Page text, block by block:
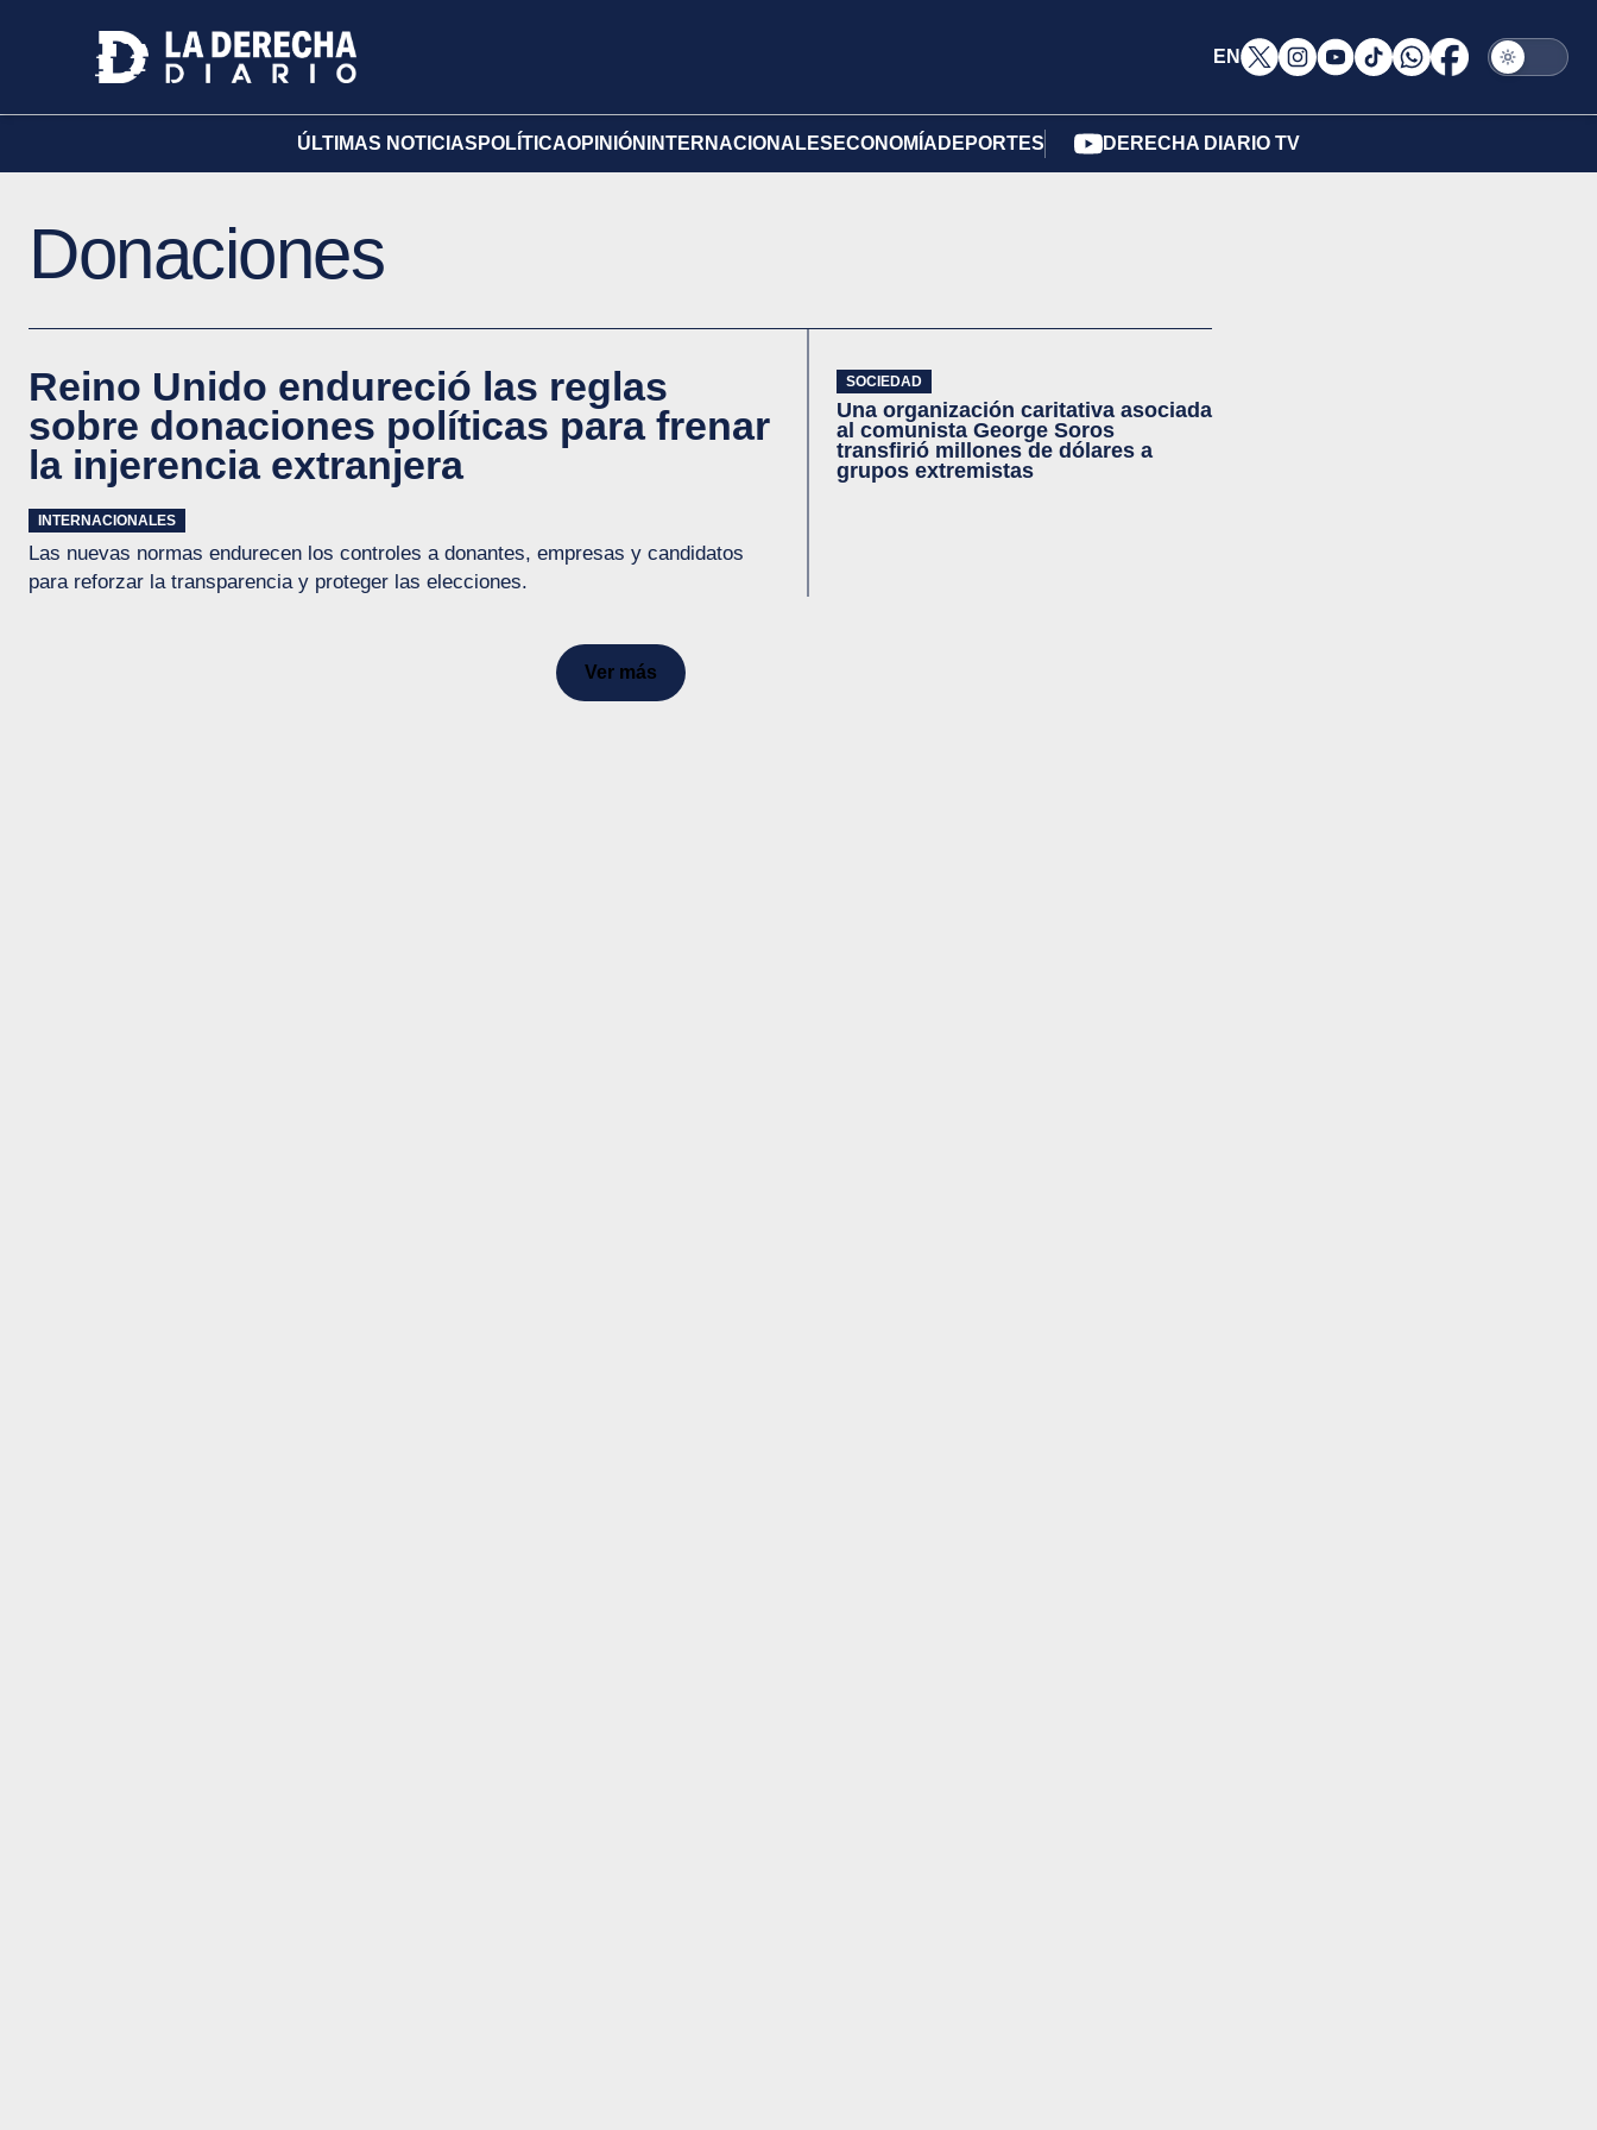
EN
ÚLTIMAS NOTICIAS POLÍTICAOPINIÓN INTERNACIONALES ECONOMÍA DEPORTES DERECHA DIARIO TV
Donaciones
Reino Unido endureció las reglas
sobre donaciones políticas para frenar
la injerencia extranjera
INTERNACIONALES
Las nuevas normas endurecen los controles a donantes, empresas y candidatos
para reforzar la transparencia y proteger las elecciones.
SOCIEDAD
Una organización caritativa asociada
al comunista George Soros
transfirió millones de dólares a
grupos extremistas
Ver más